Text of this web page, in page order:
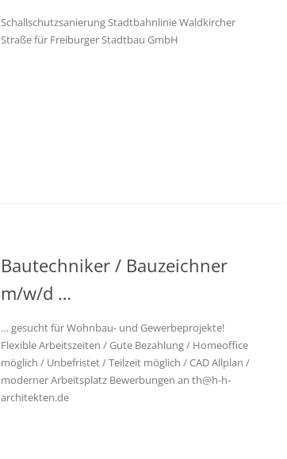
Schallschutzsanierung Stadtbahnlinie Waldkircher
Straße für Freiburger Stadtbau GmbH
Bautechniker / Bauzeichner
m/w/d …
… gesucht für Wohnbau- und Gewerbeprojekte!
Flexible Arbeitszeiten / Gute Bezahlung / Homeoffice
möglich / Unbefristet / Teilzeit möglich / CAD Allplan /
moderner Arbeitsplatz Bewerbungen an th@h-h-
architekten.de